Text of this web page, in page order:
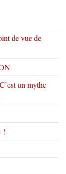
de vue de
un mythe
!